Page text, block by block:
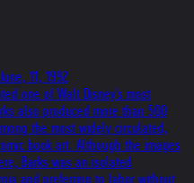
11, 1992
one of Walt Disney's most
also produced more than 500
the most widely circulated,
book art. Although the images
Barks was an isolated
and preferring to labor without